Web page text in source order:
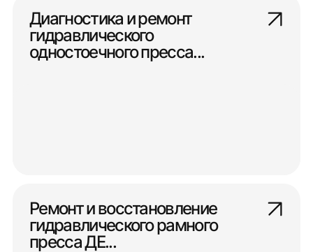
Диагностика и ремонт
гидравлического
одностоечного пресса...
Ремонт и восстановление
гидравлического рамного
пресса ДЕ...